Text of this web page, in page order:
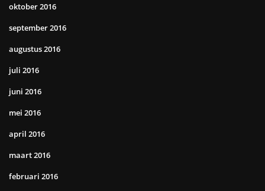
oktober 2016
september 2016
augustus 2016
juli 2016
juni 2016
mei 2016
april 2016
maart 2016
februari 2016